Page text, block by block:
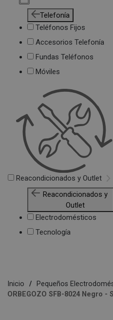
Telefonía
Teléfonos Fijos
Accesorios Telefonía
Fundas Teléfonos
Móviles
Reacondicionados y Outlet
Reacondicionados y
Outlet
Electrodomésticos
Tecnología
Inicio Pequeños
ORBEGOZO SFB-8024 Negro -